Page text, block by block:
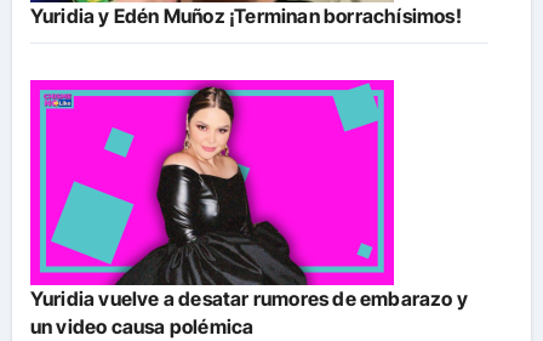
Yuridia y Edén Muñoz ¡Terminan borrachísimos!
Yuridia vuelve a desatar rumores de embarazo y
un video causa polémica